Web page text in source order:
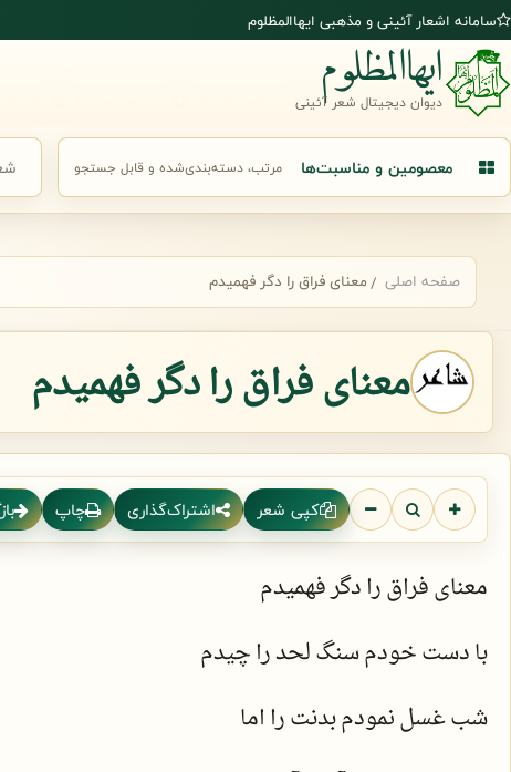
پرش به محتوای اصلی
سامانه اشعار آئینی و مذهبی ایهاالمظلوم
ایهاالمظلوم
دیوان دیجیتال شعر آئینی
معصومین و مناسبت‌ها مرتب، دسته‌بندی‌شده و قابل جستجو
صفحه اصلی معنای فراق را دگر فهمیدم
معنای فراق را دگر فهمیدم
کپی شعر اشتراک‌گذاری چاپ
معنای فراق را دگر فهمیدم
با دست خودم سنگ لحد را چیدم
شب غسل نمودم بدنت را اما